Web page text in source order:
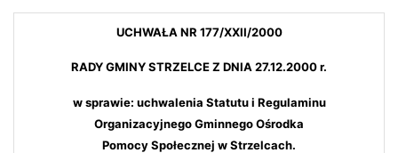
UCHWAŁA NR 177/XXII/2000
RADY GMINY STRZELCE Z DNIA 27.12.2000 r.
w sprawie: uchwalenia Statutu i Regulaminu
Organizacyjnego Gminnego Ośrodka
Pomocy Społecznej w Strzelcach.